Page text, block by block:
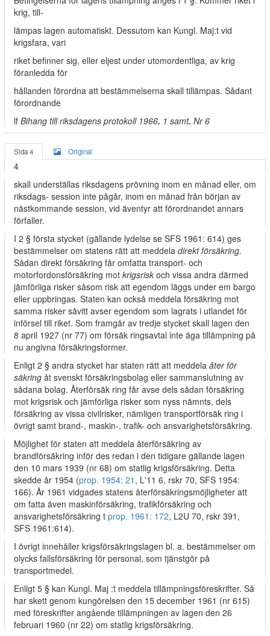
krig, till-
lämpas lagen automatiskt. Dessutom kan Kungl. Maj:t vid
krigsfara, vari
riket befinner sig, eller eljest under utomordentliga, av krig
föranledda för­
hållanden förordna att bestämmelserna skall tillämpas. Sådant
förordnande
lf Bihang till riksdagens protokoll 1966. 1 samt. Nr 6
Sida 4 Original
4
skall underställas riksdagens prövning inom en månad eller, om
riksdags- session inte pågår, inom en månad från början av
nästkommande session, vid äventyr att förordnandet annars
förfaller.
I 2 § första stycket (gällande lydelse se SFS 1961: 614) ges
bestämmelser om statens rätt att meddela direkt försäkring.
Sådan direkt försäkring får omfatta transport- och
motorfordonsförsäkring mot krigsrisk och vissa andra därmed
jämförliga risker såsom risk att egendom läggs under em­ bargo
eller uppbringas. Staten kan också meddela försäkring mot
samma risker såvitt avser egendom som lagrats i utlandet för
införsel till riket. Som framgår av tredje stycket skall lagen den
8 april 1927 (nr 77) om försäk­ ringsavtal inte äga tillämpning på
nu angivna försäkringsformer.
Enligt 2 § andra stycket har staten rätt att meddela åter för
säkring åt svenskt försäkringsbolag eller sammanslutning av
sådana bolag. Återförsäk­ ring får avse dels sådan försäkring
mot krigsrisk och jämförliga risker som nyss nämnts, dels
försäkring av vissa civilrisker, nämligen transportförsäk­ ring i
övrigt samt brand-, maskin-, trafik- och ansvarighetsförsäkring.
Möjlighet för staten att meddela återförsäkring av
brandförsäkring inför­ des redan i den tidigare gällande lagen
den 10 mars 1939 (nr 68) om statlig krigsförsäkring. Detta
skedde år 1954 (prop. 1954: 21 , L'11 6, rskr 70, SFS 1954:
166). År 1961 vidgades statens återförsäkringsmöjligheter att
om­ fatta även maskinförsäkring, trafikförsäkring och
ansvarighetsförsäkring t prop. 1961: 172, L2U 70, rskr 391,
SFS 1961:614).
I övrigt innehåller krigsförsäkringslagen bl. a. bestämmelser om
olycks­ fallsförsäkring för personal, som tjänstgör på
transportmedel.
Enligt 5 § kan Kungl. Maj :t meddela tillämpningsföreskrifter. Så
har skett genom kungörelsen den 15 december 1961 (nr 615)
med föreskrifter angående tillämpningen av lagen den 26
februari 1960 (nr 22) om statlig krigsförsäkring.